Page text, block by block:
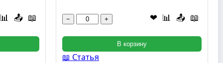
📊 📤 📖 − + ❤ 📊 📤 📖
В корзину
📖 Статья